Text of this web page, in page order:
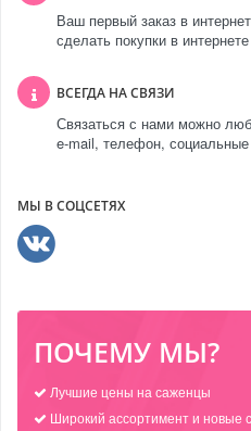
Ваш первый заказ в
сделать покупки в
ВСЕГДА НА СВЯЗИ
Связаться с нами можно
e-mail, телефон, социальные
МЫ В СОЦСЕТЯХ
ПОЧЕМУ МЫ?
Лучшие цены на саженцы
Широкий ассортимент и новые